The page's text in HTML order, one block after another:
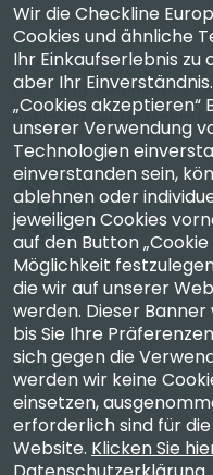
Checkline Europe
Lieferung, Kalibrierung,
hochpräziser
Unternehmen
Konto
Kontakt
Copyright 2003 - 2026
Wir die Checkline
Cookies und ähnliche
Ihr Einkaufserlebnis
aber Ihr
„Cookies
unserer Verwendung
Technologien
einverstanden sein,
ablehnen oder
jeweiligen Cookies
auf den Button
Möglichkeit
die wir auf unserer
werden. Dieser
bis Sie Ihre
sich gegen die
werden wir keine
einsetzen,
erforderlich sind für
Website. Klicken Sie